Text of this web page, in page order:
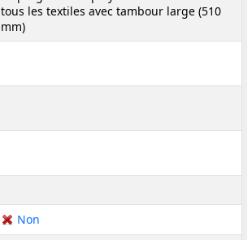
tous les textiles avec tambour large (510
mm)
Non